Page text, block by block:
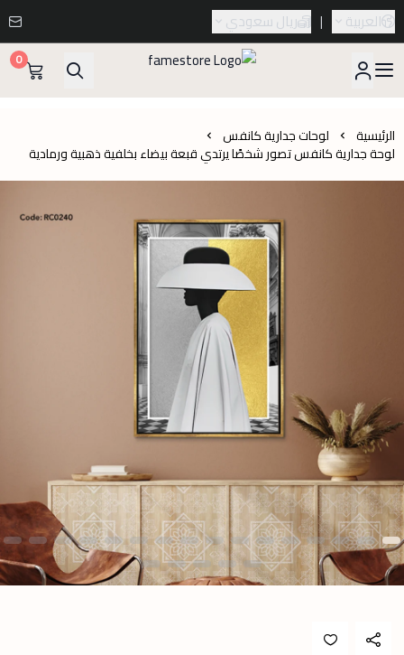
العربية | ريال سعودي
0
الرئيسية لوحات جدارية كانفس
لوحة جدارية كانفس تصور شخصًا يرتدي قبعة بيضاء بخلفية ذهبية ورمادية